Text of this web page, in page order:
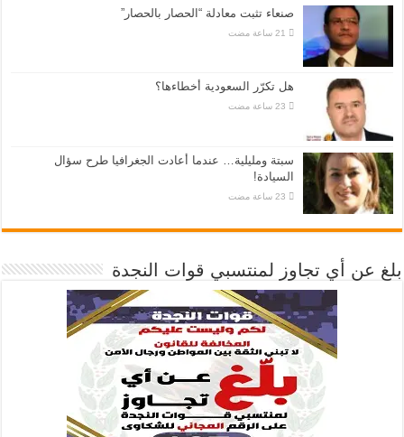
صنعاء تثبت معادلة “الحصار بالحصار”
هل تكرّر السعودية أخطاءها؟
سبتة ومليلية… عندما أعادت الجغرافيا طرح سؤال
السيادة!
بلغ عن أي تجاوز لمنتسبي قوات النجدة